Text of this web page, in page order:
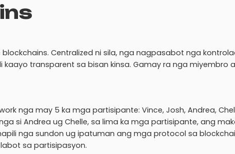
Centralized ni sila, nga nagpasabot nga
transparent sa bisan kinsa. Gamay ra nga miyembro
nga may 5 ka mga partisipante: Vince, Josh, Andrea,
si Andrea ug Chelle, sa lima ka mga partisipante, ang
nga sundon ug ipatuman ang mga protocol sa
sa partisipasyon.